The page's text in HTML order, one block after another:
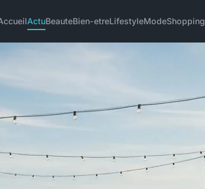
ActuBeauteBien-etreLifestyleModeShopping